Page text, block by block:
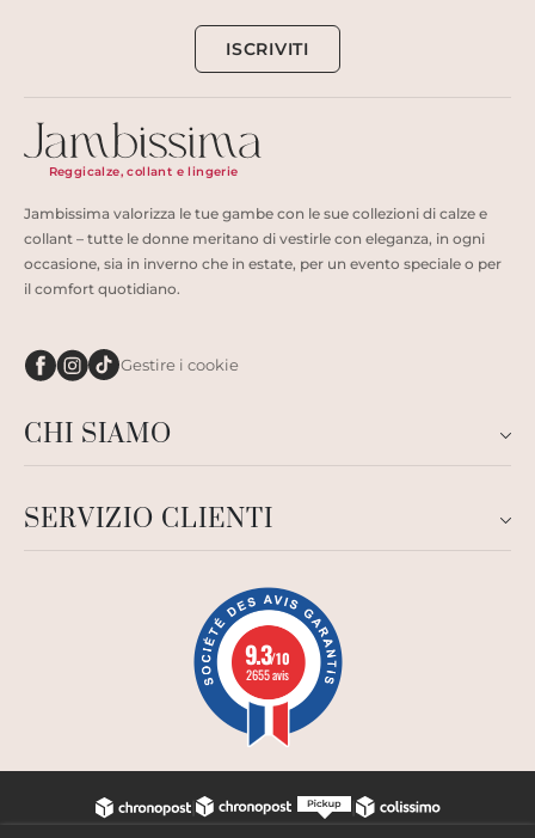
ISCRIVITI
Reggicalze, collant e lingerie
Jambissima valorizza le tue gambe con le sue collezioni di calze e
collant – tutte le donne meritano di vestirle con eleganza, in ogni
occasione, sia in inverno che in estate, per un evento speciale o per
il comfort quotidiano.
Gestire i cookie
CHI SIAMO
SERVIZIO CLIENTI
9.3/10
2655 avis